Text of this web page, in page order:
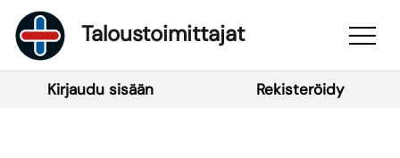
Taloustoimittajat
Kirjaudu sisään Rekisteröidy